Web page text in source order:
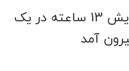
آیفون 7 اپل در یک آزمایش 13 ساعته در یک
آمد